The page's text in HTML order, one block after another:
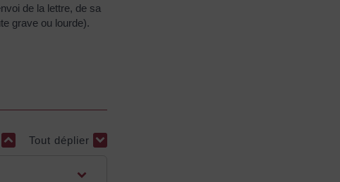
de la lettre, de sa
grave ou lourde).
Tout déplier